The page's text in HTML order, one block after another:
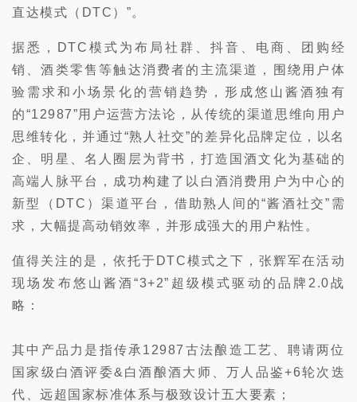
直达模式（DTC）”。
据悉，DTC模式为布局社群、抖音、电商、团购经
销、酒类零售等触达消费者的主流渠道，围绕用户体
验需求和小场景化的营销趋势，形成悠山酱酒独有
的“12987”用户运营方法论，从传统的渠道思维向用户
思维转化，并通过“熟人社交”的差异化品牌定位，以名
企、明星、名人圈层为背书，打造国酒文化为基础的
高端人脉平台，成功构建了以白酒消费用户为中心的
新型（DTC）渠道平台，借助熟人间的“酱酒社交”需
求，大幅提高动销效率，并形成强大的用户粘性。
值得关注的是，依托于DTC模式之下，张辉军在活动
现场发布悠山酱酒“3+2”超级模式驱动的品牌2.0战
略：
其中产品力是指传承12987古法酿造工艺、聘请两位
国家级白酒评委&白酒酿酒大师、万人品鉴+6轮次迭
代、远超国家标准体系与极致设计五大要素；